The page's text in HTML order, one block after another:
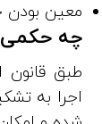
معین بودن
چه حکمی
طبق قانون
اجرا به